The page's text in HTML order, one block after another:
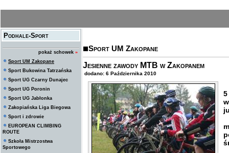
Podhale-Sport
pokaż schowek »
Sport UM Zakopane
Sport Bukowina Tatrzańska
Sport UG Czarny Dunajec
Sport UG Poronin
Sport UG Jabłonka
Zakopiańska Liga Biegowa
Sport i zdrowie
EUROPEAN CLIMBING
ROUTE
Szkoła Mistrzostwa
Sportowego
Sport UM Zakopane
Jesienne zawody MTB w Zakopanem
dodano: 6 Października 2010